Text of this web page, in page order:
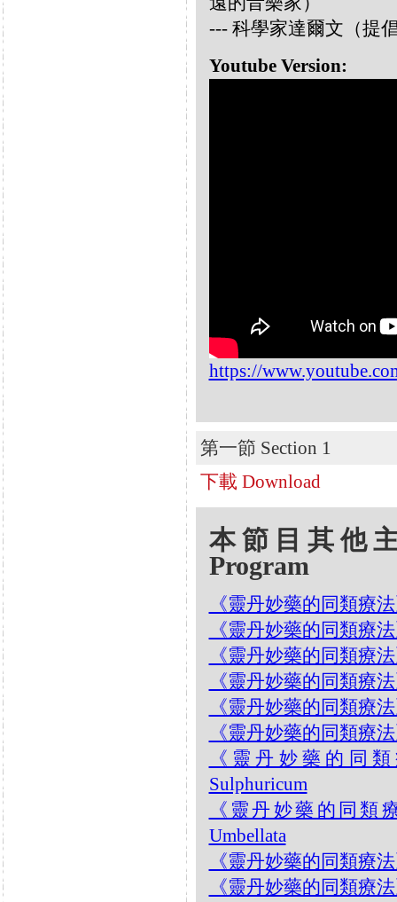
--- 科學家達爾文（提
Youtube Version:
https://
第一節 Section 1
下載 Download
本節目其他
Program
《靈丹妙藥的同類療
《靈丹妙藥的同類療
《靈丹妙藥的同類療
《靈丹妙藥的同類療
《靈丹妙藥的同類療
《靈丹妙藥的同類療
《靈丹妙藥的同
Sulphuricum
《靈丹妙藥的同類
Umbellata
《靈丹妙藥的同類療
《靈丹妙藥的同類療